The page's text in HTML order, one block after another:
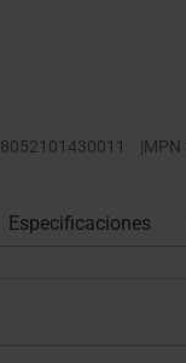
8052101430011 |MPN
Especificaciones